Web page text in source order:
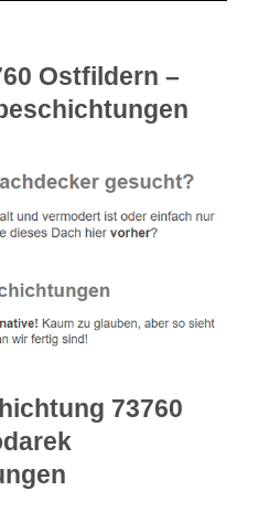
Ostfildern –
73760